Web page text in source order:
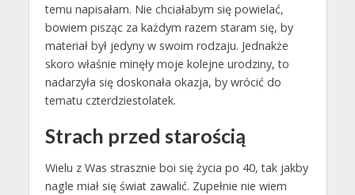
temu napisałam. Nie chciałabym się powielać,
bowiem pisząc za każdym razem staram się, by
materiał był jedyny w swoim rodzaju. Jednakże
skoro właśnie minęły moje kolejne urodziny, to
nadarzyła się doskonała okazja, by wrócić do
tematu czterdziestolatek.
Strach przed starością
Wielu z Was strasznie boi się życia po 40, tak jakby
nagle miał się świat zawalić. Zupełnie nie wiem